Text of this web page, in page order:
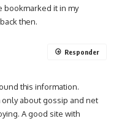
bookmarked it in my
then.
this information.
about gossip and net
A good site with
Responder